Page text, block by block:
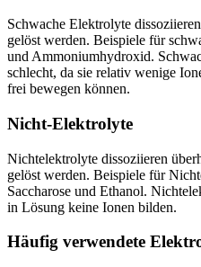
Schwache Elektrolyte
gelöst werden. Beispiele für
und Ammoniumhydroxid.
schlecht, da sie relativ wenige
frei bewegen können.
Nicht-Elektrolyte
Nichtelektrolyte dissoziieren
gelöst werden. Beispiele für
Saccharose und Ethanol.
in Lösung keine Ionen bilden.
Häufig verwendete